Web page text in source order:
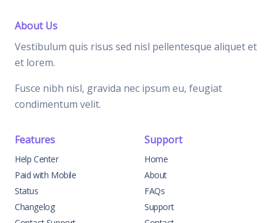
About Us
Vestibulum quis risus sed nisl pellentesque aliquet et
et lorem.
Fusce nibh nisl, gravida nec ipsum eu, feugiat
condimentum velit.
Features
Help Center
Paid with Mobile
Status
Changelog
Support
Home
About
FAQs
Support